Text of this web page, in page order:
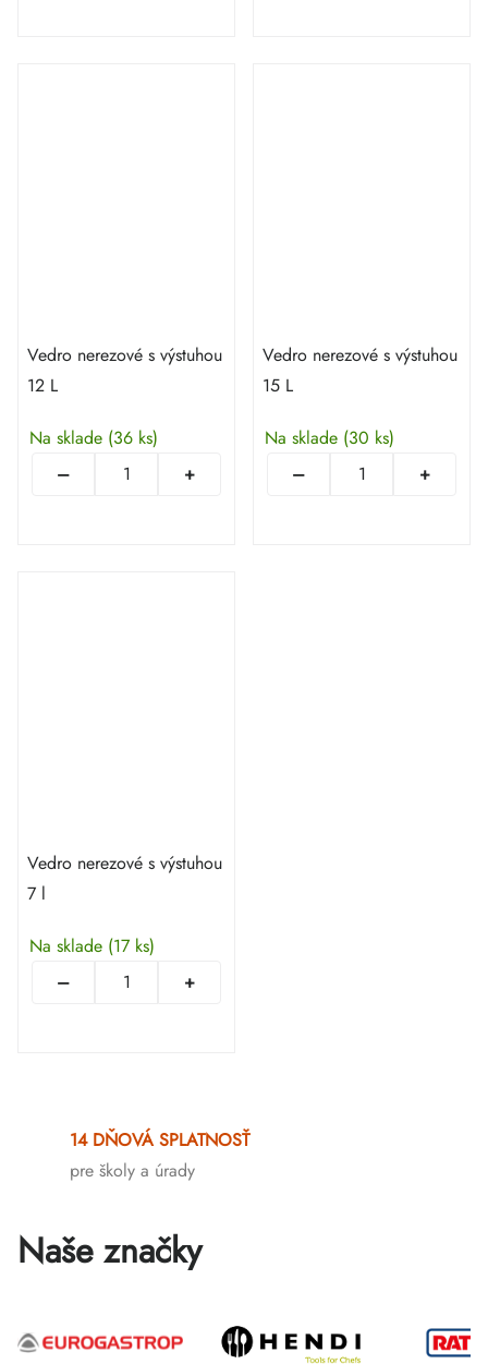
Vedro nerezové s výstuhou
12 L
Na sklade (36 ks)
Vedro nerezové s výstuhou
15 L
Na sklade (30 ks)
Vedro nerezové s výstuhou
7 l
Na sklade (17 ks)
prvky
14 DŇOVÁ SPLATNOSŤ
pre školy a úrady
Naše značky